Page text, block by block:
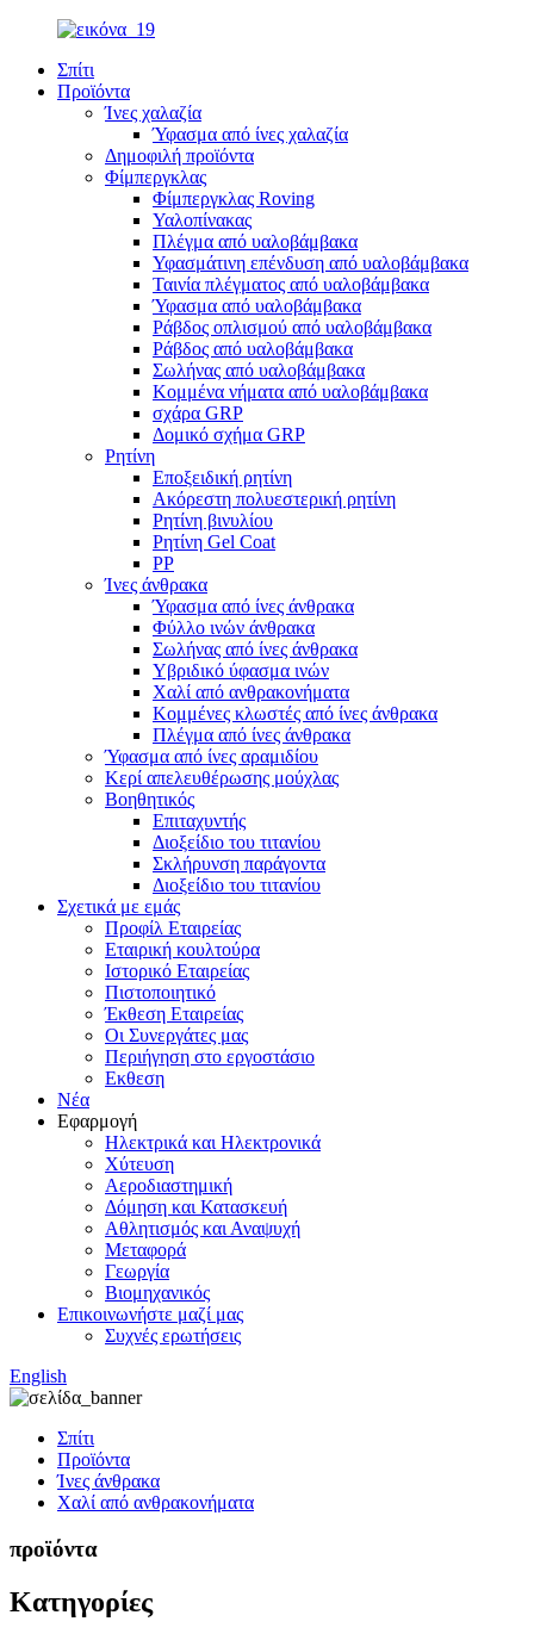
Σπίτι
Προϊόντα
Ίνες χαλαζία
Ύφασμα από ίνες χαλαζία
Δημοφιλή προϊόντα
Φίμπεργκλας
Φίμπεργκλας Roving
Υαλοπίνακας
Πλέγμα από υαλοβάμβακα
Υφασμάτινη επένδυση από υαλοβάμβακα
Ταινία πλέγματος από υαλοβάμβακα
Ύφασμα από υαλοβάμβακα
Ράβδος οπλισμού από υαλοβάμβακα
Ράβδος από υαλοβάμβακα
Σωλήνας από υαλοβάμβακα
Κομμένα νήματα από υαλοβάμβακα
σχάρα GRP
Δομικό σχήμα GRP
Ρητίνη
Εποξειδική ρητίνη
Ακόρεστη πολυεστερική ρητίνη
Ρητίνη βινυλίου
Ρητίνη Gel Coat
PP
Ίνες άνθρακα
Ύφασμα από ίνες άνθρακα
Φύλλο ινών άνθρακα
Σωλήνας από ίνες άνθρακα
Υβριδικό ύφασμα ινών
Χαλί από ανθρακονήματα
Κομμένες κλωστές από ίνες άνθρακα
Πλέγμα από ίνες άνθρακα
Ύφασμα από ίνες αραμιδίου
Κερί απελευθέρωσης μούχλας
Βοηθητικός
Επιταχυντής
Διοξείδιο του τιτανίου
Σκλήρυνση παράγοντα
Διοξείδιο του τιτανίου
Σχετικά με εμάς
Προφίλ Εταιρείας
Εταιρική κουλτούρα
Ιστορικό Εταιρείας
Πιστοποιητικό
Έκθεση Εταιρείας
Οι Συνεργάτες μας
Περιήγηση στο εργοστάσιο
Εκθεση
Νέα
Εφαρμογή
Ηλεκτρικά και Ηλεκτρονικά
Χύτευση
Αεροδιαστημική
Δόμηση και Κατασκευή
Αθλητισμός και Αναψυχή
Μεταφορά
Γεωργία
Βιομηχανικός
Επικοινωνήστε μαζί μας
Συχνές ερωτήσεις
English
Σπίτι
Προϊόντα
Ίνες άνθρακα
Χαλί από ανθρακονήματα
προϊόντα
Κατηγορίες